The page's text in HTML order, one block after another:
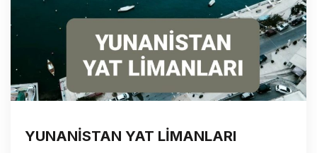
YUNANİSTAN YAT LİMANLARI